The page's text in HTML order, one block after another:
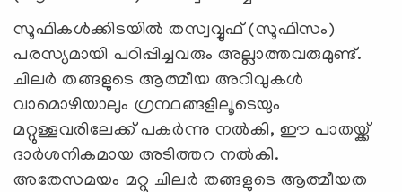
സൂഫികൾക്കിടയിൽ തസ്വവ്വുഫ് (സൂഫിസം)
പരസ്യമായി പഠിപ്പിച്ചവരും അല്ലാത്തവരുമുണ്ട്.
ചിലർ തങ്ങളുടെ ആത്മീയ അറിവുകൾ
വാമൊഴിയാലും ഗ്രന്ഥങ്ങളിലൂടെയും
മറ്റുള്ളവരിലേക്ക് പകർന്നു നൽകി, ഈ പാതയ്ക്ക്
ദാർശനികമായ അടിത്തറ നൽകി.
അതേസമയം മറ്റു ചിലർ തങ്ങളുടെ ആത്മീയത